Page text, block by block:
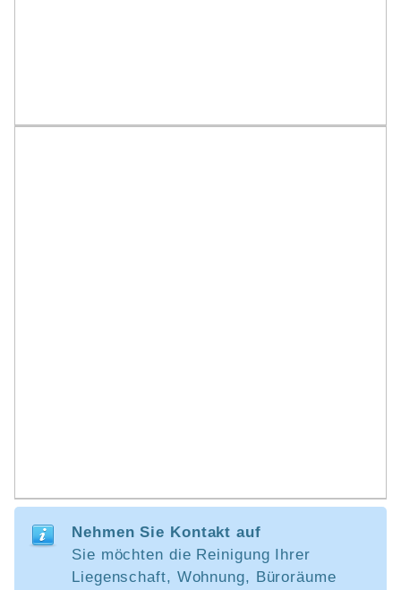
Nehmen Sie Kontakt auf
Sie möchten die Reinigung Ihrer
Liegenschaft, Wohnung, Büroräume